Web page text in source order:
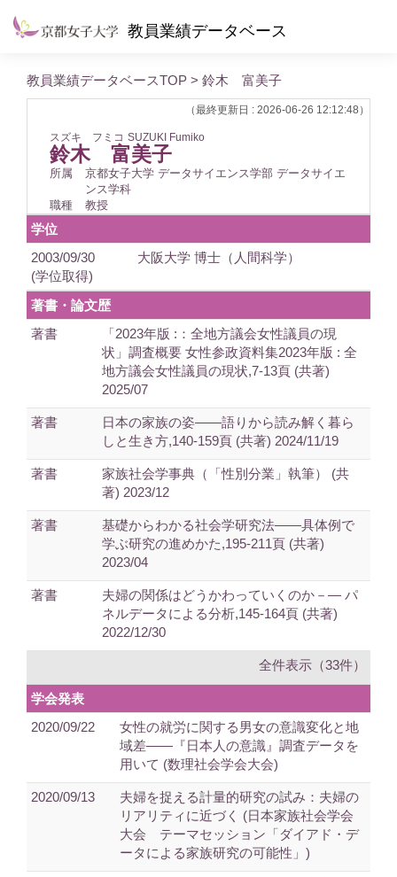
教員業績データベース
教員業績データベースTOP > 鈴木 富美子
（最終更新日 : 2026-06-26 12:12:48）
スズキ フミコ SUZUKI Fumiko
鈴木 富美子
所属
京都女子大学 データサイエンス学部 データサイエ
ンス学科
職種
教授
学位
2003/09/30
(学位取得)
大阪大学 博士（人間科学）
著書・論文歴
著書
「2023年版 :：全地方議会女性議員の現
状」調査概要 女性参政資料集2023年版 : 全
地方議会女性議員の現状,7-13頁 (共著)
2025/07
著書
日本の家族の姿――語りから読み解く暮ら
しと生き方,140-159頁 (共著) 2024/11/19
著書
家族社会学事典（「性別分業」執筆） (共
著) 2023/12
著書
基礎からわかる社会学研究法――具体例で
学ぶ研究の進めかた,195-211頁 (共著)
2023/04
著書
夫婦の関係はどうかわっていくのか－― パ
ネルデータによる分析,145-164頁 (共著)
2022/12/30
全件表示（33件）
学会発表
2020/09/22
女性の就労に関する男女の意識変化と地
域差――『日本人の意識』調査データを
用いて (数理社会学会大会)
2020/09/13
夫婦を捉える計量的研究の試み：夫婦の
リアリティに近づく (日本家族社会学会
大会 テーマセッション「ダイアド・デ
ータによる家族研究の可能性」)